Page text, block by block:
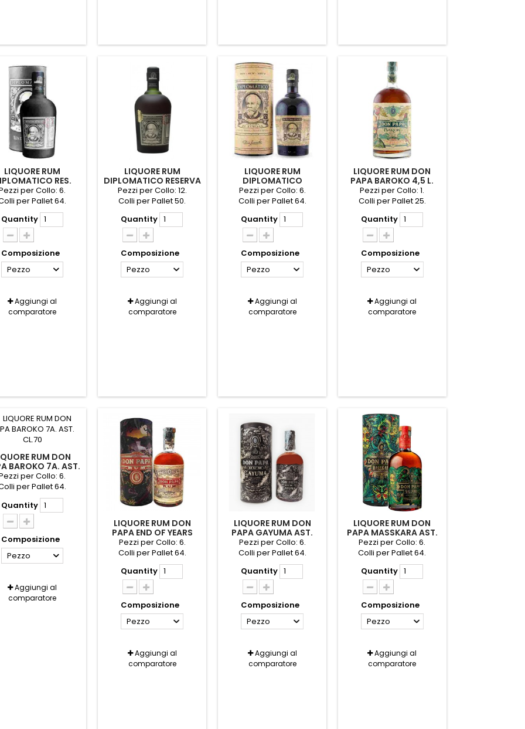
LIQUORE RUM
RES.
TUBO CL.70
per Collo: 6.
per Pallet 64.
Quantity
Composizione
Pezzo
Aggiungi al
comparatore
LIQUORE RUM
DIPLOMATICO RESERVA
EXCLUSIVA MIGNON
Pezzi per Collo: 12.
Colli per Pallet 50.
Quantity
Composizione
Pezzo
Aggiungi al
comparatore
LIQUORE RUM
DIPLOMATICO
SELECCION DE FAMILIA
TB70
Pezzi per Collo: 6.
Colli per Pallet 64.
Quantity
Composizione
Pezzo
Aggiungi al
comparatore
LIQUORE RUM DON
PAPA BAROKO 4,5 L.
Pezzi per Collo: 1.
Colli per Pallet 25.
Quantity
Composizione
Pezzo
Aggiungi al
comparatore
RUM DON
BAROKO 7A. AST.
CL.70
per Collo: 6.
per Pallet 64.
Quantity
Composizione
Pezzo
Aggiungi al
comparatore
LIQUORE RUM DON
PAPA END OF YEARS
AST. CL.70
Pezzi per Collo: 6.
Colli per Pallet 64.
Quantity
Composizione
Pezzo
Aggiungi al
comparatore
LIQUORE RUM DON
PAPA GAYUMA AST.
CL.70
Pezzi per Collo: 6.
Colli per Pallet 64.
Quantity
Composizione
Pezzo
Aggiungi al
comparatore
LIQUORE RUM DON
PAPA MASSKARA AST.
CL.70
Pezzi per Collo: 6.
Colli per Pallet 64.
Quantity
Composizione
Pezzo
Aggiungi al
comparatore